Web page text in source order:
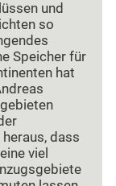
und
so
Speicher für
hat
dass
viel